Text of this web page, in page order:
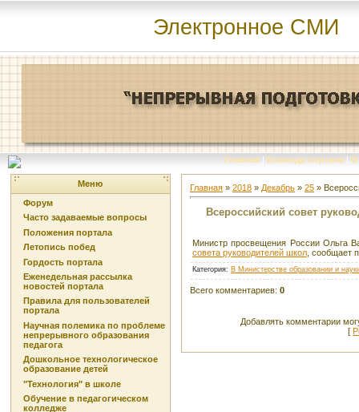
Электронное СМИ
Главная | Команда портала | О
Меню
Форум
Часто задаваемые вопросы
Положения портала
Летопись побед
Гордость портала
Еженедельная рассылка
новостей портала
Правила для пользователей
портала
Научная полемика по проблеме
непрерывного образования
педагога
Дошкольное технологическое
образование детей
"Технология" в школе
Обучение в педагогическом
колледже
Главная » 2018 » Декабрь » 25 »
Всероссийский совет
Министр просвещения России Ольга
совета руководителей школ , сообщает
Категория: В Министерстве образовании и
Всего комментариев: 0
Добавлять комментарии
[